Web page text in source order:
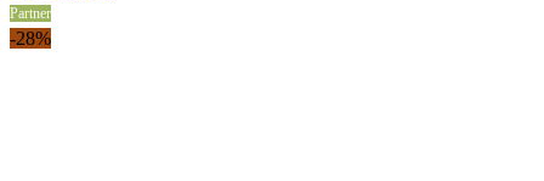
Partner
-28%